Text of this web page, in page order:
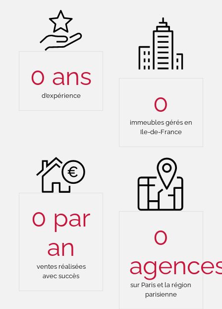
0 ans
d’expérience 0
immeubles gérés en
Ile-de-France
0 par
an
ventes réalisées
avec succès
0
sur Paris et la région
parisienne